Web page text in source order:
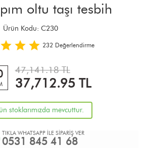
oltu taşı tesbih
Ürün Kodu: C230
232 Değerlendirme
47,141.18 TL
37,712.95 TL
stoklarımızda mevcuttur.
TIKLA WHATSAPP İLE SİPARİŞ VER
0531 845 41 68